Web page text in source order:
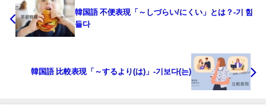
韓国語 不便表現「～しづらい/にくい」とは？-기 힘
들다
韓国語 比較表現「～するより(は)」-기보다(는)